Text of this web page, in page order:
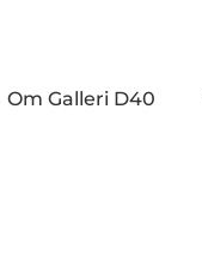
Om Galleri D40